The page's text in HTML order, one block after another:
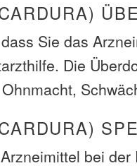
Sie das
Die
bei